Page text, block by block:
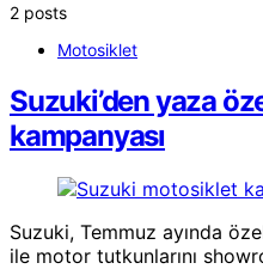
2 posts
Motosiklet
Suzuki’den yaza
kampanyası
Suzuki, Temmuz ayında
ile motor tutkunlarını